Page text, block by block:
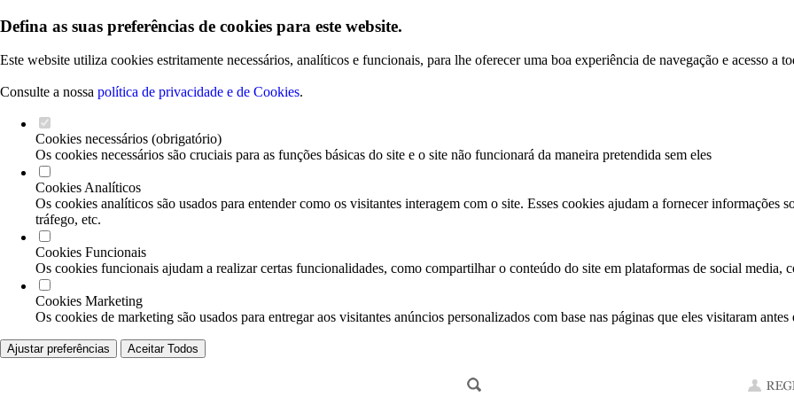
Defina as suas preferências de cookies para este website.
Este website utiliza cookies estritamente necessários, analíticos e funcionais, para lhe oferecer uma boa experiência de navegação e acesso a
Consulte a nossa política de privacidade e de Cookies.
Cookies necessários (obrigatório)
Os cookies necessários são cruciais para as funções básicas do site e o site não funcionará da maneira pretendida sem eles
Cookies Analíticos
Os cookies analíticos são usados para entender como os visitantes interagem com o site. Esses cookies ajudam a fornecer informações
tráfego, etc.
Cookies Funcionais
Os cookies funcionais ajudam a realizar certas funcionalidades, como compartilhar o conteúdo do site em plataformas de social media,
Cookies Marketing
Os cookies de marketing são usados para entregar aos visitantes anúncios personalizados com base nas páginas que eles visitaram
Ajustar preferências Aceitar Todos